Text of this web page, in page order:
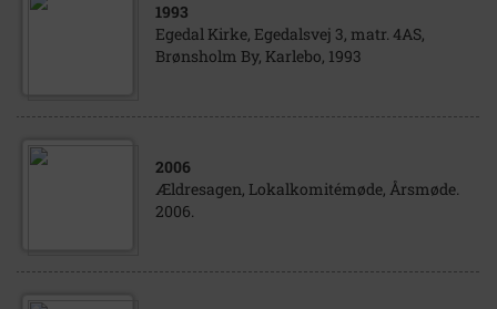
1993
Egedal Kirke, Egedalsvej 3, matr. 4AS,
Brønsholm By, Karlebo, 1993
2006
Ældresagen, Lokalkomitémøde, Årsmøde.
2006.